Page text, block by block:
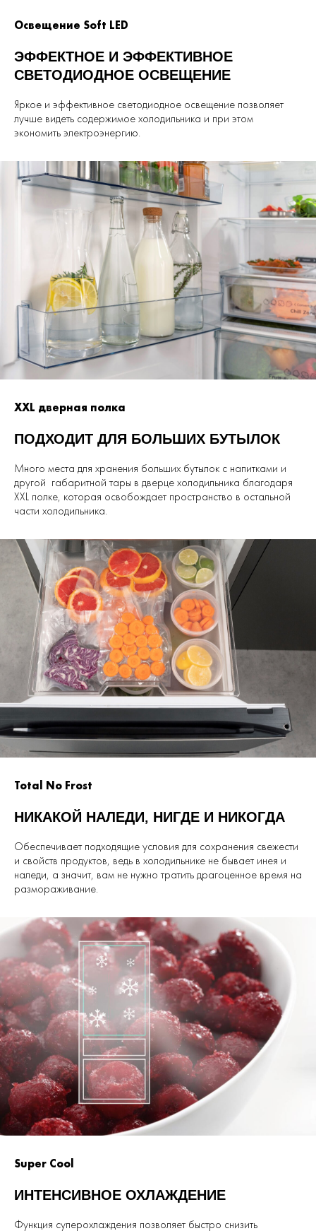
Освещение Soft LED
ЭФФЕКТНОЕ И ЭФФЕКТИВНОЕ
СВЕТОДИОДНОЕ ОСВЕЩЕНИЕ
Яркое и эффективное светодиодное освещение позволяет
лучше видеть содержимое холодильника и при этом
экономить электроэнергию.
XXL дверная полка
ПОДХОДИТ ДЛЯ БОЛЬШИХ БУТЫЛОК
Много места для хранения больших бутылок с напитками и
другой габаритной тары в дверце холодильника благодаря
XXL полке, которая освобождает пространство в остальной
части холодильника.
Total No Frost
НИКАКОЙ НАЛЕДИ, НИГДЕ И НИКОГДА
Обеспечивает подходящие условия для сохранения свежести
и свойств продуктов, ведь в холодильнике не бывает инея и
наледи, а значит, вам не нужно тратить драгоценное время на
размораживание.
Super Cool
ИНТЕНСИВНОЕ ОХЛАЖДЕНИЕ
Функция суперохлаждения позволяет быстро снизить